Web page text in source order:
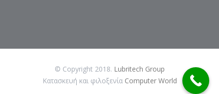
© Copyright 2018. Lubritech Group
Κατασκευή και φιλοξενία Computer World